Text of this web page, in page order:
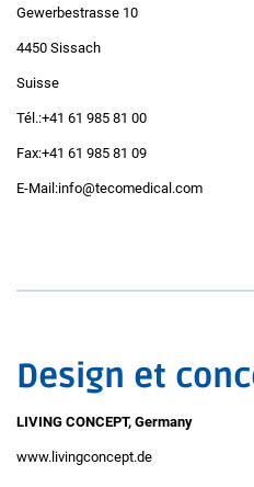
Gewerbestrasse 10
4450 Sissach
Suisse
Tél.:+41 61 985 81 00
Fax:+41 61 985 81 09
E-Mail:info@tecomedical.com
Design et
LIVING CONCEPT, Germany
www.livingconcept.de